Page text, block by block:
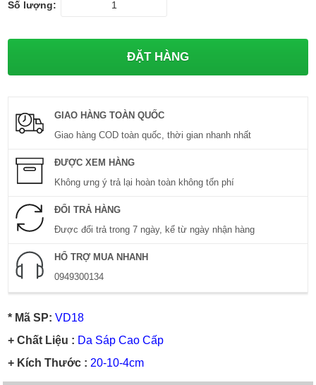
Số lượng:
GIAO HÀNG TOÀN QUỐC
Giao hàng COD toàn quốc, thời gian nhanh nhất
ĐƯỢC XEM HÀNG
Không ưng ý trả lại hoàn toàn không tốn phí
ĐỔI TRẢ HÀNG
Được đổi trả trong 7 ngày, kể từ ngày nhận hàng
HỔ TRỢ MUA NHANH
0949300134
* Mã SP: VD18
+ Chất Liệu : Da Sáp Cao Cấp
+ Kích Thước : 20-10-4cm